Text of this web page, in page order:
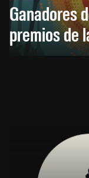
Ganadores
premios de